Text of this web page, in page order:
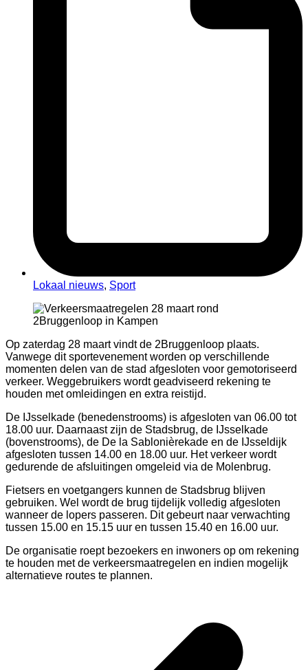
Lokaal nieuws, Sport
Op zaterdag 28 maart vindt de 2Bruggenloop plaats.
Vanwege dit sportevenement worden op verschillende
momenten delen van de stad afgesloten voor gemotoriseerd
verkeer. Weggebruikers wordt geadviseerd rekening te
houden met omleidingen en extra reistijd.
De IJsselkade (benedenstrooms) is afgesloten van 06.00 tot
18.00 uur. Daarnaast zijn de Stadsbrug, de IJsselkade
(bovenstrooms), de De la Sablonièrekade en de IJsseldijk
afgesloten tussen 14.00 en 18.00 uur. Het verkeer wordt
gedurende de afsluitingen omgeleid via de Molenbrug.
Fietsers en voetgangers kunnen de Stadsbrug blijven
gebruiken. Wel wordt de brug tijdelijk volledig afgesloten
wanneer de lopers passeren. Dit gebeurt naar verwachting
tussen 15.00 en 15.15 uur en tussen 15.40 en 16.00 uur.
De organisatie roept bezoekers en inwoners op om rekening
te houden met de verkeersmaatregelen en indien mogelijk
alternatieve routes te plannen.